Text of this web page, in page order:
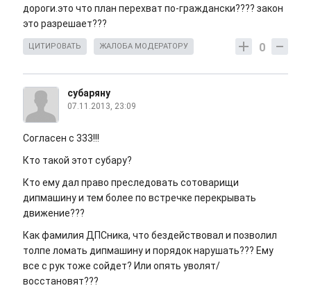
дороги.это что план перехват по-граждански???? закон
это разрешает???
0
ЦИТИРОВАТЬ ЖАЛОБА МОДЕРАТОРУ
субаряну
07.11.2013, 23:09
Согласен с 333!!!
Кто такой этот субару?
Кто ему дал право преследовать сотоварищи
дипмашину и тем более по встречке перекрывать
движение???
Как фамилия ДПСника, что бездействовал и позволил
толпе ломать дипмашину и порядок нарушать??? Ему
все с рук тоже сойдет? Или опять уволят/
восстановят???